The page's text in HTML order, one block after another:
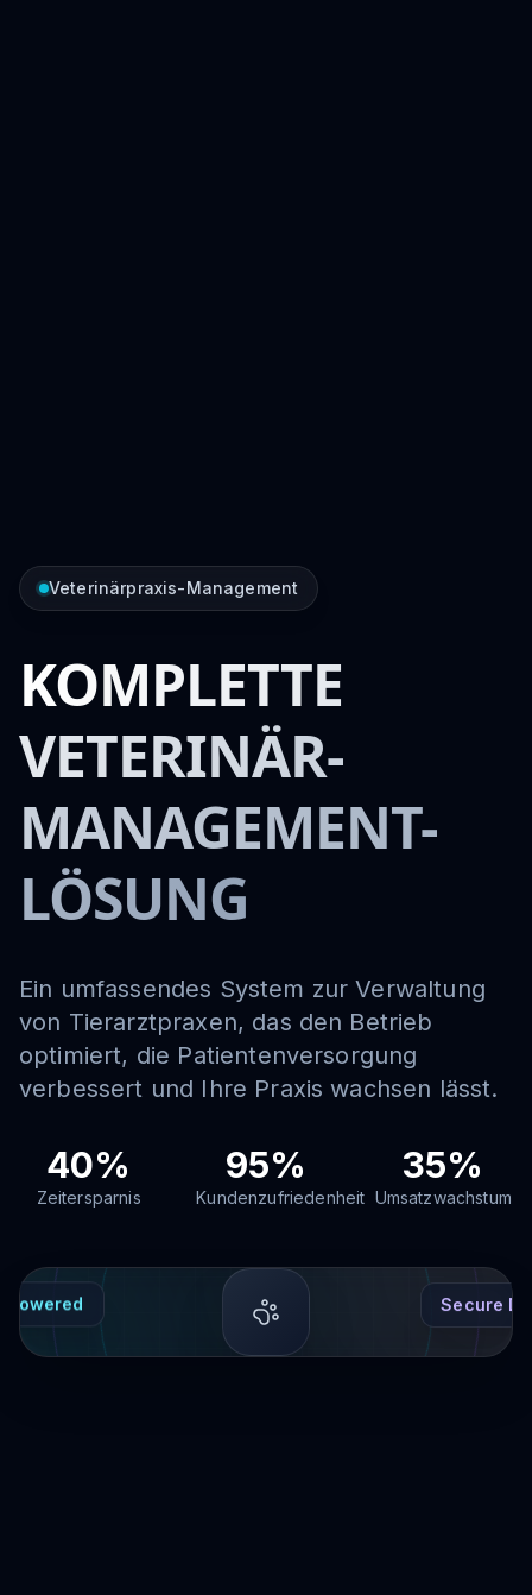
Veterinärpraxis-Management
KOMPLETTE
VETERINÄR-
MANAGEMENT-
LÖSUNG
Ein umfassendes System zur Verwaltung
von Tierarztpraxen, das den Betrieb
optimiert, die Patientenversorgung
verbessert und Ihre Praxis wachsen lässt.
40%
Zeitersparnis
95%
Kundenzufriedenheit
35%
Umsatzwachstum
Powered Secure